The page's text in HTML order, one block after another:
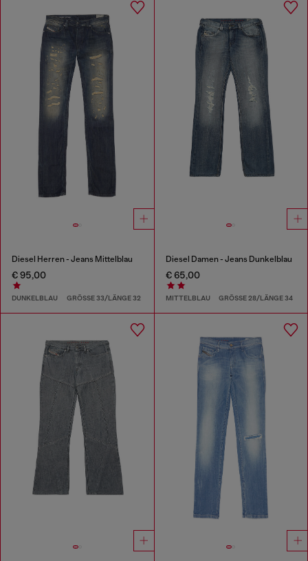
Diesel Herren - Jeans Mittelblau
€ 95,00
DUNKELBLAU GRÖSSE 33/LÄNGE 32
Diesel Damen - Jeans Dunkelblau
€ 65,00
MITTELBLAU GRÖSSE 28/LÄNGE 34